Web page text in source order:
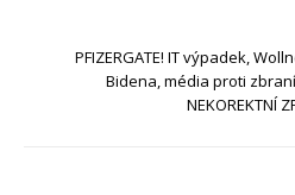
PFIZERGATE! IT výpadek,
Bidena, média proti
NEKOREKTNÍ